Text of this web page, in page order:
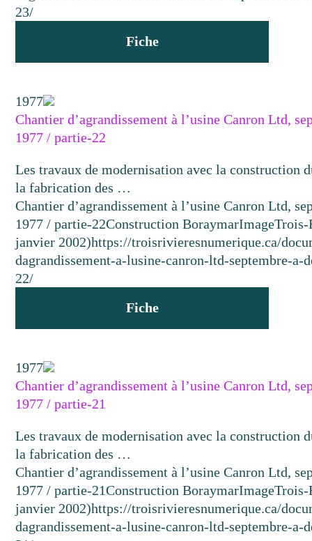
23/
Fiche
1977
Chantier d’agrandissement à l’usine Canron Ltd,
1977 / partie-22
Les travaux de modernisation avec la construction
la fabrication des …
Chantier d’agrandissement à l’usine Canron Ltd,
1977 / partie-22Construction BoraymarImageTrois-
janvier 2002)https://troisrivieresnumerique.ca/
dagrandissement-a-lusine-canron-ltd-septembre-a-
22/
Fiche
1977
Chantier d’agrandissement à l’usine Canron Ltd,
1977 / partie-21
Les travaux de modernisation avec la construction
la fabrication des …
Chantier d’agrandissement à l’usine Canron Ltd,
1977 / partie-21Construction BoraymarImageTrois-
janvier 2002)https://troisrivieresnumerique.ca/
dagrandissement-a-lusine-canron-ltd-septembre-a-